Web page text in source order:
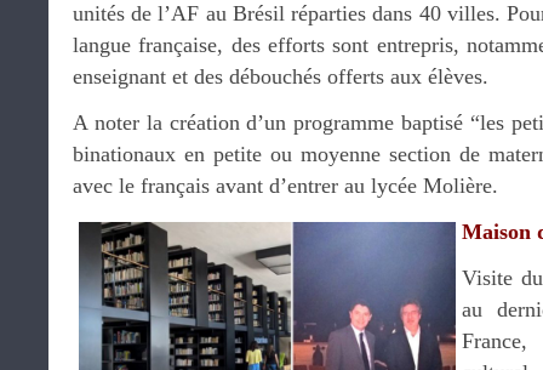
unités de l’AF au Brésil réparties dans 40 villes.
langue française, des efforts sont entrepris,
enseignant et des débouchés offerts aux élèves.
A noter la création d’un programme baptisé “les
binationaux en petite ou moyenne section de
avec le français avant d’entrer au lycée Molière.
Maison
Visite
au
France,